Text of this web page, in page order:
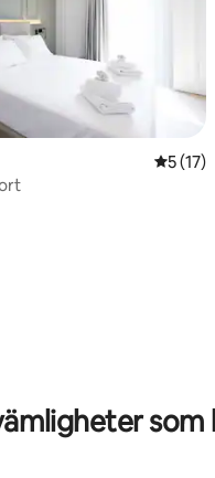
11 omdömen
5 av 5 i
5 (17)